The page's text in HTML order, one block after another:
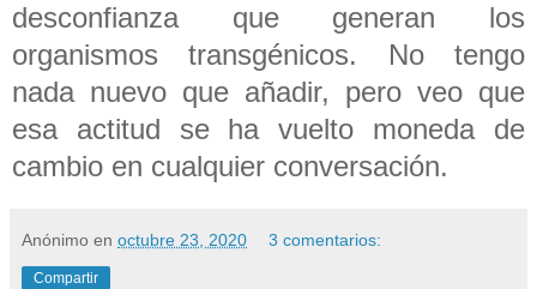
desconfianza que generan los
organismos transgénicos. No tengo
nada nuevo que añadir, pero veo que
esa actitud se ha vuelto moneda de
cambio en cualquier conversación.
Anónimo en octubre 23, 2020 3 comentarios:
Compartir